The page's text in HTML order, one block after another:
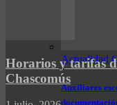
Actualidad
Auxiliares
Horarios y tarifas
Chascomús